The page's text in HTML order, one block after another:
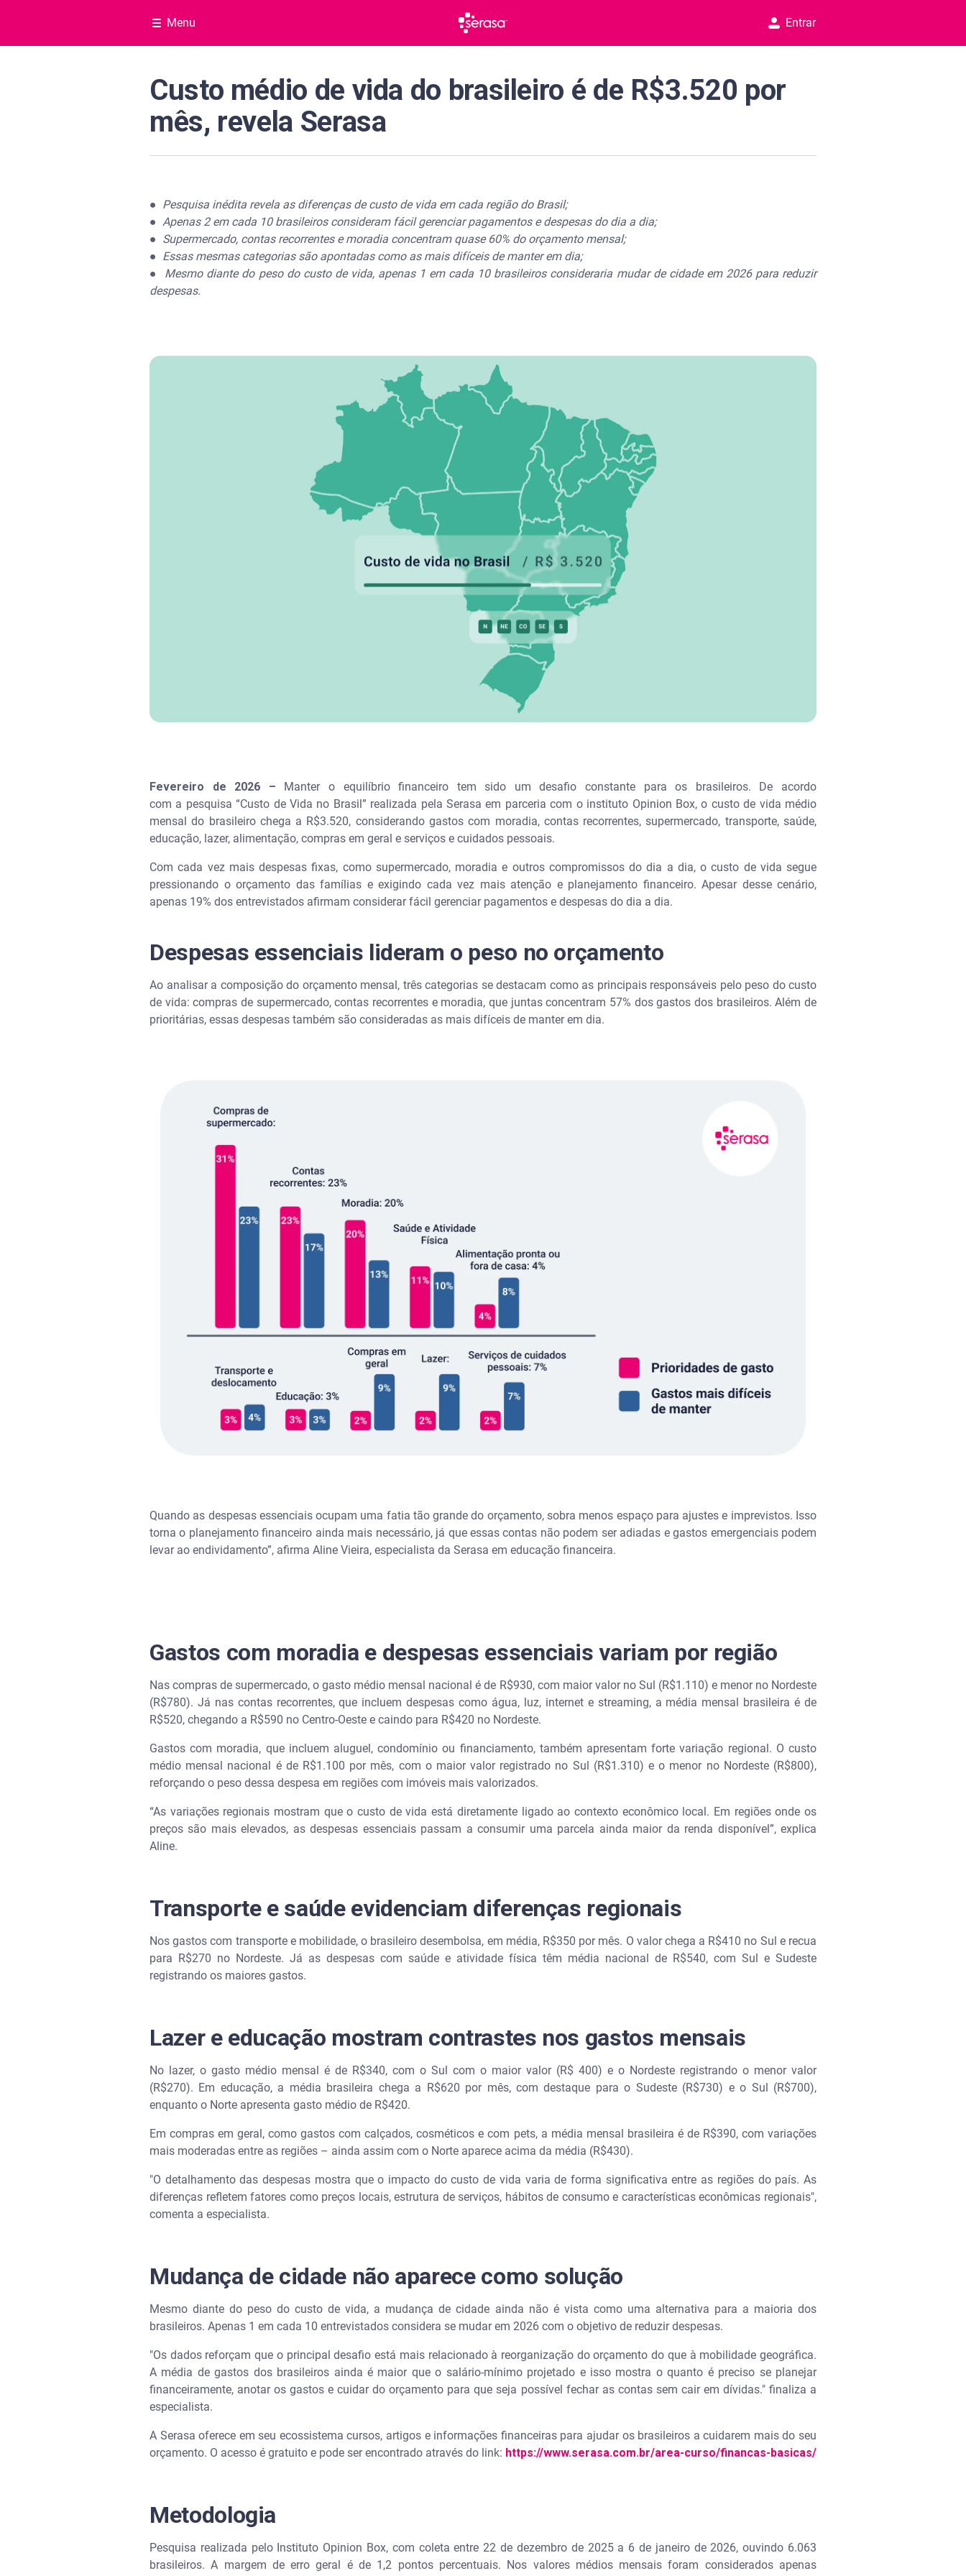
Menu Entrar
Custo médio de vida do brasileiro é de R$3.520 por
mês, revela Serasa
● Pesquisa inédita revela as diferenças de custo de vida em cada região do Brasil;
● Apenas 2 em cada 10 brasileiros consideram fácil gerenciar pagamentos e despesas do dia a dia;
● Supermercado, contas recorrentes e moradia concentram quase 60% do orçamento mensal;
● Essas mesmas categorias são apontadas como as mais difíceis de manter em dia;
● Mesmo diante do peso do custo de vida, apenas 1 em cada 10 brasileiros consideraria mudar de cidade em 2026 para reduzir
despesas.
Fevereiro de 2026 – Manter o equilíbrio financeiro tem sido um desafio constante para os brasileiros. De acordo
com a pesquisa “Custo de Vida no Brasil” realizada pela Serasa em parceria com o instituto Opinion Box, o custo de vida médio
mensal do brasileiro chega a R$3.520, considerando gastos com moradia, contas recorrentes, supermercado, transporte, saúde,
educação, lazer, alimentação, compras em geral e serviços e cuidados pessoais.
Com cada vez mais despesas fixas, como supermercado, moradia e outros compromissos do dia a dia, o custo de vida segue
pressionando o orçamento das famílias e exigindo cada vez mais atenção e planejamento financeiro. Apesar desse cenário,
apenas 19% dos entrevistados afirmam considerar fácil gerenciar pagamentos e despesas do dia a dia.
Despesas essenciais lideram o peso no orçamento
Ao analisar a composição do orçamento mensal, três categorias se destacam como as principais responsáveis pelo peso do custo
de vida: compras de supermercado, contas recorrentes e moradia, que juntas concentram 57% dos gastos dos brasileiros. Além de
prioritárias, essas despesas também são consideradas as mais difíceis de manter em dia.
Quando as despesas essenciais ocupam uma fatia tão grande do orçamento, sobra menos espaço para ajustes e imprevistos. Isso
torna o planejamento financeiro ainda mais necessário, já que essas contas não podem ser adiadas e gastos emergenciais podem
levar ao endividamento”, afirma Aline Vieira, especialista da Serasa em educação financeira.
Gastos com moradia e despesas essenciais variam por região
Nas compras de supermercado, o gasto médio mensal nacional é de R$930, com maior valor no Sul (R$1.110) e menor no Nordeste
(R$780). Já nas contas recorrentes, que incluem despesas como água, luz, internet e streaming, a média mensal brasileira é de
R$520, chegando a R$590 no Centro-Oeste e caindo para R$420 no Nordeste.
Gastos com moradia, que incluem aluguel, condomínio ou financiamento, também apresentam forte variação regional. O custo
médio mensal nacional é de R$1.100 por mês, com o maior valor registrado no Sul (R$1.310) e o menor no Nordeste (R$800),
reforçando o peso dessa despesa em regiões com imóveis mais valorizados.
“As variações regionais mostram que o custo de vida está diretamente ligado ao contexto econômico local. Em regiões onde os
preços são mais elevados, as despesas essenciais passam a consumir uma parcela ainda maior da renda disponível”, explica
Aline.
Transporte e saúde evidenciam diferenças regionais
Nos gastos com transporte e mobilidade, o brasileiro desembolsa, em média, R$350 por mês. O valor chega a R$410 no Sul e recua
para R$270 no Nordeste. Já as despesas com saúde e atividade física têm média nacional de R$540, com Sul e Sudeste
registrando os maiores gastos.
Lazer e educação mostram contrastes nos gastos mensais
No lazer, o gasto médio mensal é de R$340, com o Sul com o maior valor (R$ 400) e o Nordeste registrando o menor valor
(R$270). Em educação, a média brasileira chega a R$620 por mês, com destaque para o Sudeste (R$730) e o Sul (R$700),
enquanto o Norte apresenta gasto médio de R$420.
Em compras em geral, como gastos com calçados, cosméticos e com pets, a média mensal brasileira é de R$390, com variações
mais moderadas entre as regiões – ainda assim com o Norte aparece acima da média (R$430).
"O detalhamento das despesas mostra que o impacto do custo de vida varia de forma significativa entre as regiões do país. As
diferenças refletem fatores como preços locais, estrutura de serviços, hábitos de consumo e características econômicas regionais",
comenta a especialista.
Mudança de cidade não aparece como solução
Mesmo diante do peso do custo de vida, a mudança de cidade ainda não é vista como uma alternativa para a maioria dos
brasileiros. Apenas 1 em cada 10 entrevistados considera se mudar em 2026 com o objetivo de reduzir despesas.
"Os dados reforçam que o principal desafio está mais relacionado à reorganização do orçamento do que à mobilidade geográfica.
A média de gastos dos brasileiros ainda é maior que o salário-mínimo projetado e isso mostra o quanto é preciso se planejar
financeiramente, anotar os gastos e cuidar do orçamento para que seja possível fechar as contas sem cair em dívidas." finaliza a
especialista.
A Serasa oferece em seu ecossistema cursos, artigos e informações financeiras para ajudar os brasileiros a cuidarem mais do seu
orçamento. O acesso é gratuito e pode ser encontrado através do link: https://www.serasa.com.br/area-curso/financas-basicas/
Metodologia
Pesquisa realizada pelo Instituto Opinion Box, com coleta entre 22 de dezembro de 2025 a 6 de janeiro de 2026, ouvindo 6.063
brasileiros. A margem de erro geral é de 1,2 pontos percentuais. Nos valores médios mensais foram considerados apenas